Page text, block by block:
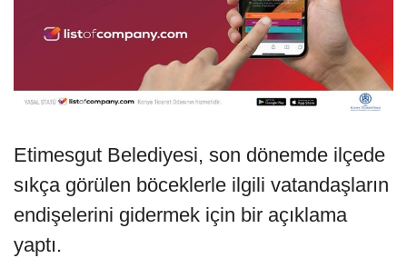
Etimesgut Belediyesi, son dönemde ilçede
sıkça görülen böceklerle ilgili vatandaşların
endişelerini gidermek için bir açıklama
yaptı.